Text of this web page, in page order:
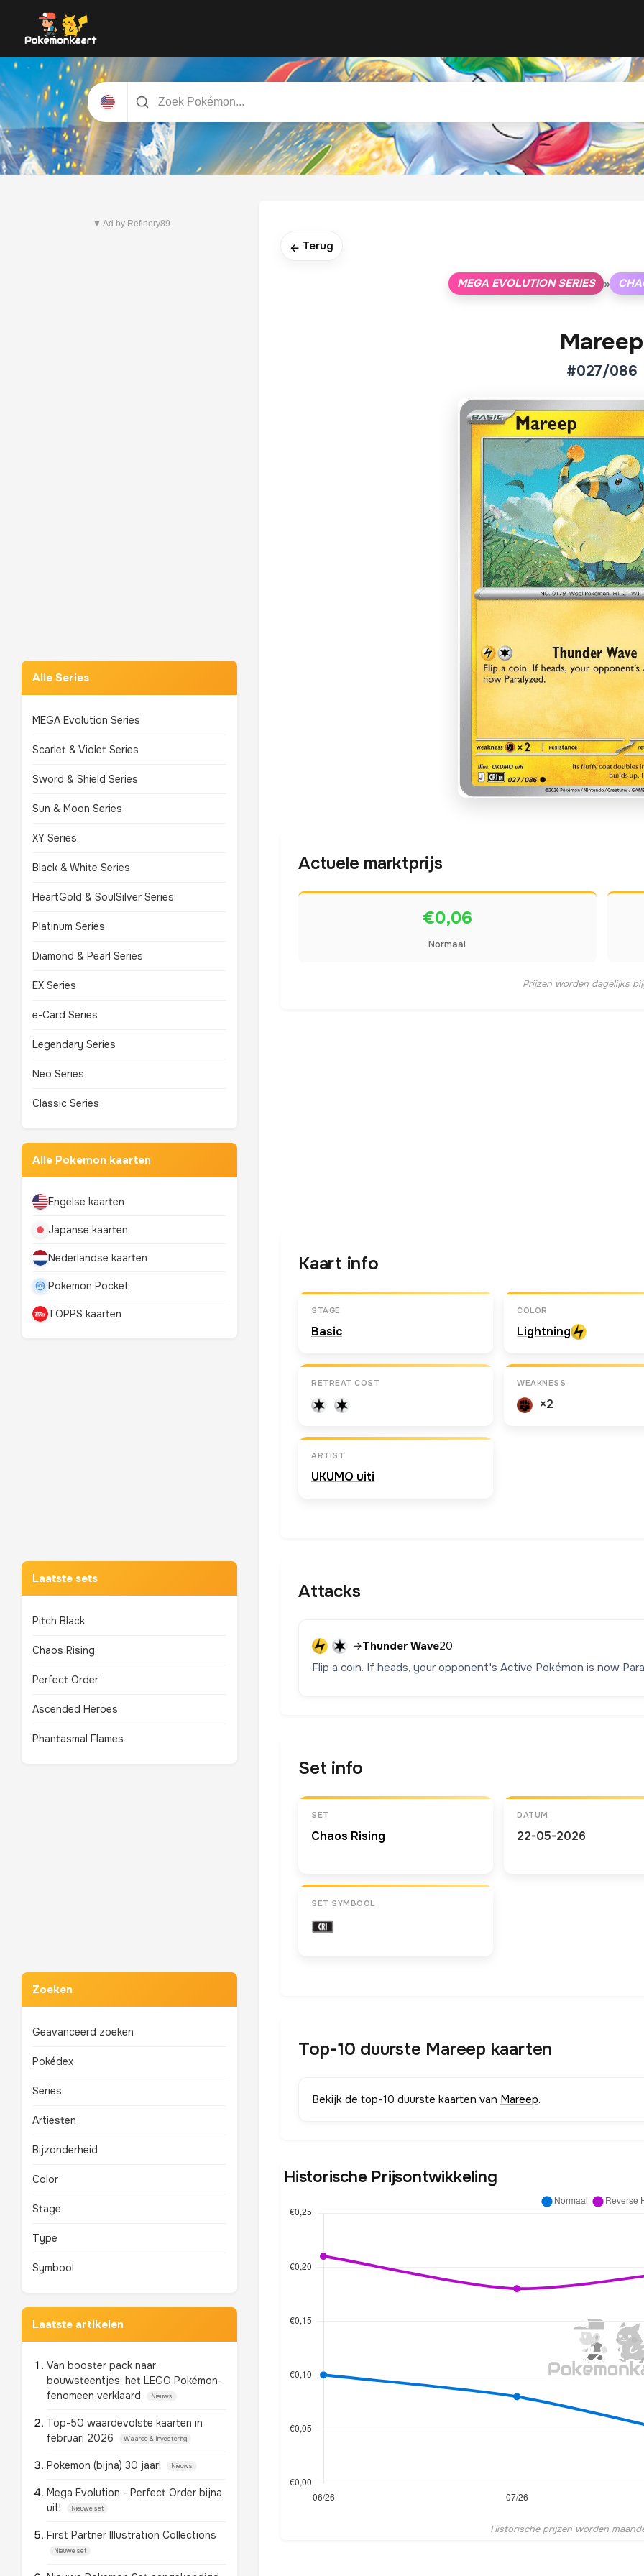
Pitch Black
▼ Ad by Refinery89
Alle Series
MEGA Evolution Series
Scarlet & Violet Series
Sword & Shield Series
Sun & Moon Series
XY Series
Black & White Series
HeartGold & SoulSilver Series
Platinum Series
Diamond & Pearl Series
EX Series
e-Card Series
Legendary Series
Neo Series
Classic Series
Alle Pokemon kaarten
Engelse kaarten
Japanse kaarten
Nederlandse kaarten
Pokemon Pocket
TOPPS kaarten
TOP 10 POKEMON
Laatste sets
Pitch Black
Chaos Rising
Perfect Order
Ascended Heroes
Phantasmal Flames
Zoeken
Geavanceerd zoeken
Pokédex
Series
Artiesten
Bijzonderheid
Color
Stage
Type
Symbool
Laatste artikelen
Van booster pack naar
bouwsteentjes: het LEGO Pokémon-
fenomeen verklaard
Nieuws
Top-50 waardevolste kaarten in
februari 2026
Waarde & Investering
Pokemon (bijna) 30 jaar! Nieuws
Mega Evolution - Perfect Order bijna
uit!
Nieuwe set
First Partner Illustration Collections
Nieuwe set
← Terug
MEGA EVOLUTION SERIES »
Mareep
#027/086
Actuele marktprijs
€0,06
Normaal
Prijzen worden dagelijks
Kaart info
STAGE
Basic
COLOR
Lightning
RETREAT COST WEAKNESS
×2
ARTIST
UKUMO uiti
Attacks
→Thunder Wave20
Flip a coin. If heads, your opponent's Active Pokémon is now
Set info
SET
Chaos Rising
DATUM
22-05-2026
SET SYMBOOL
Top-10 duurste Mareep kaarten
Bekijk de top-10 duurste kaarten van Mareep.
Historische Prijsontwikkeling
Historische prijzen worden